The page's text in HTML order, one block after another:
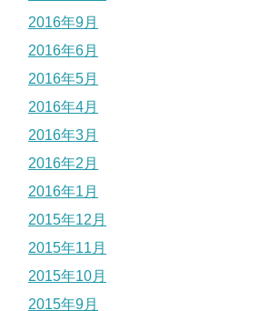
2016年9月
2016年6月
2016年5月
2016年4月
2016年3月
2016年2月
2016年1月
2015年12月
2015年11月
2015年10月
2015年9月